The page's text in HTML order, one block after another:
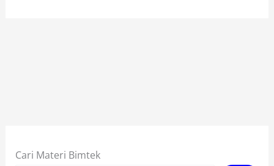
Cari Materi Bimtek